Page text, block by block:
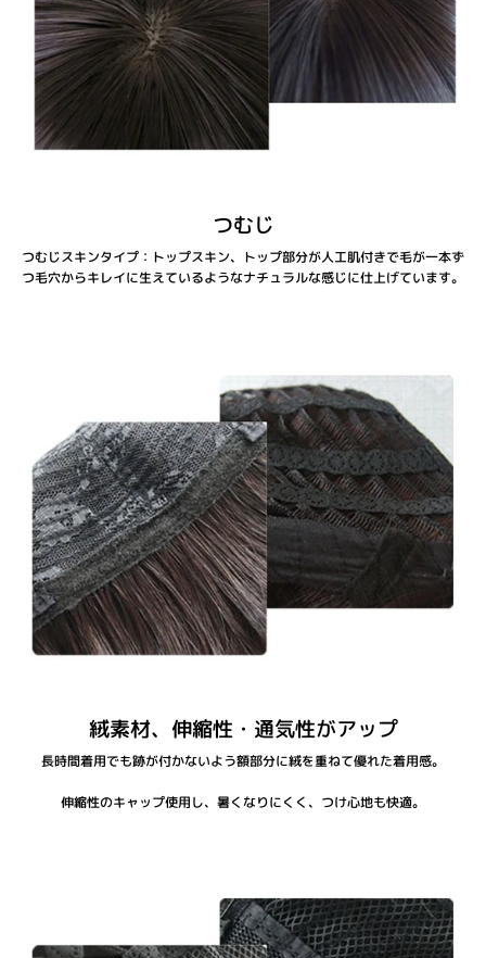
つむじ
つむじスキンタイプ：トップスキン、トップ部分が人工肌付きで毛が一本ず
つ毛穴からキレイに生えているようなナチュラルな感じに仕上げています。
絨素材、伸縮性・通気性がアップ
長時間着用でも跡が付かないよう額部分に絨を重ねて優れた着用感。
伸縮性のキャップ使用し、暑くなりにくく、つけ心地も快適。